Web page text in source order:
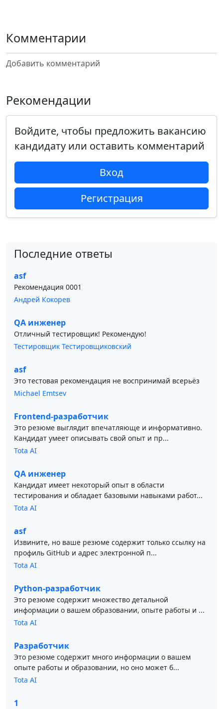
Комментарии
Добавить комментарий
Рекомендации
Войдите, чтобы предложить вакансию
кандидату или оставить комментарий
Вход
Регистрация
Последние ответы
asf
Рекомендация 0001
Андрей Кокорев
QA инженер
Отличный тестировщик! Рекомендую!
Тестировщик Тестировщиковский
asf
Это тестовая рекомендация не воспринимай всерьёз
Michael Emtsev
Frontend-разработчик
Это резюме выглядит впечатляюще и информативно.
Кандидат умеет описывать свой опыт и пр...
Tota AI
QA инженер
Кандидат имеет некоторый опыт в области
тестирования и обладает базовыми навыками работ...
Tota AI
asf
Извините, но ваше резюме содержит только ссылку на
профиль GitHub и адрес электронной п...
Tota AI
Python-разработчик
Это резюме содержит множество детальной
информации о вашем образовании, опыте работы и ...
Tota AI
Разработчик
Это резюме содержит много информации о вашем
опыте работы и образовании, но оно может б...
Tota AI
1